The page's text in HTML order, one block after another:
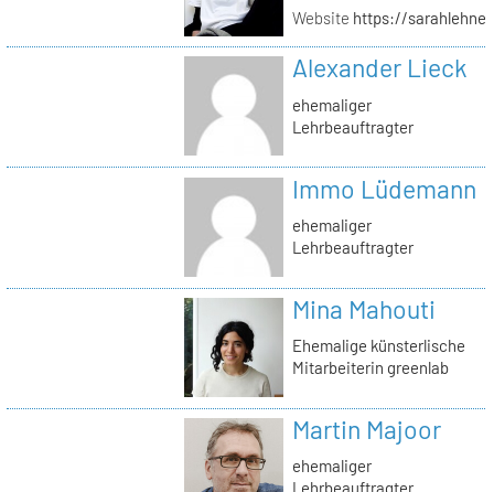
Website https://
Alexander Lieck
ehemaliger
Lehrbeauftragter
Immo Lüdemann
ehemaliger
Lehrbeauftragter
Mina Mahouti
Ehemalige künsterlische
Mitarbeiterin greenlab
Martin Majoor
ehemaliger